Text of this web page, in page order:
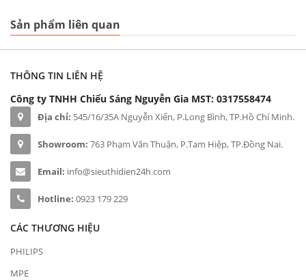
Sản phẩm liên quan
THÔNG TIN LIÊN HỆ
Công ty TNHH Chiếu Sáng Nguyễn Gia MST: 0317558474
Địa chỉ: 545/16/35A Nguyễn Xiển, P.Long Bình, TP.Hồ Chí Minh.
Showroom: 763 Phạm Văn Thuận, P.Tam Hiệp, TP.Đồng Nai.
Email: info@sieuthidien24h.com
Hotline: 0923 179 229
CÁC THƯƠNG HIỆU
PHILIPS
MPE